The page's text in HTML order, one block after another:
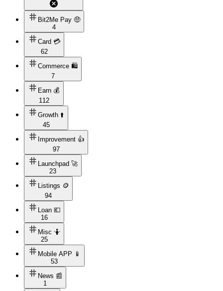
Bit2Me Pay 🤑
4
Card 💳
62
Commerce 🛍️
7
Earn 💰
112
Growth ⬆️
45
Improvement 👍
97
Launchpad 🚀
23
Listings 🪙
94
Loan 💶
16
Misc 🤷
25
Mobile APP 📱
53
News 📰
1